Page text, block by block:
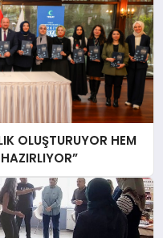
OLUŞTURUYOR HEM